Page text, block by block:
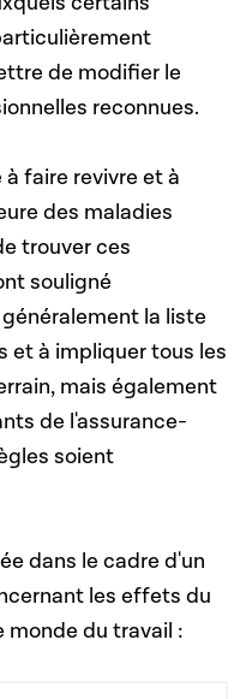
de modifier le
reconnues.
faire revivre et à
des maladies
trouver ces
souligné
la liste
et à impliquer tous les
mais également
de l'assurance-
soient
dans le cadre d'un
les effets du
du travail :